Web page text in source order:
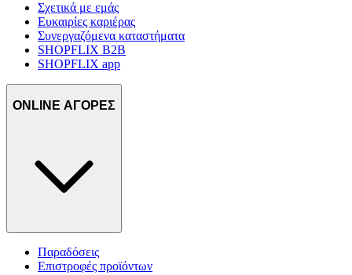
Σχετικά με εμάς
Ευκαιρίες καριέρας
Συνεργαζόμενα καταστήματα
SHOPFLIX B2B
SHOPFLIX app
ONLINE ΑΓΟΡΕΣ
Παραδόσεις
Επιστροφές προϊόντων